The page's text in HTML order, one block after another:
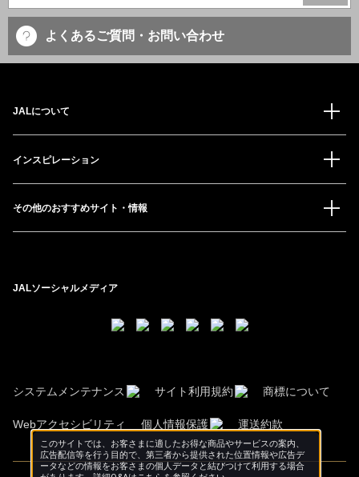
よくあるご質問・お問い合わせ
JALについて
インスピレーション
その他のおすすめサイト・情報
JALソーシャルメディア
システムメンテナンス サイト利用規約 商標について
Webアクセシビリティ 個人情報保護 運送約款
このサイトでは、お客さまに適したお得な商品やサービスの案内、
広告配信等を行う目的で、第三者から提供された位置情報や広告デ
ータなどの情報をお客さまの個人データと結びつけて利用する場合